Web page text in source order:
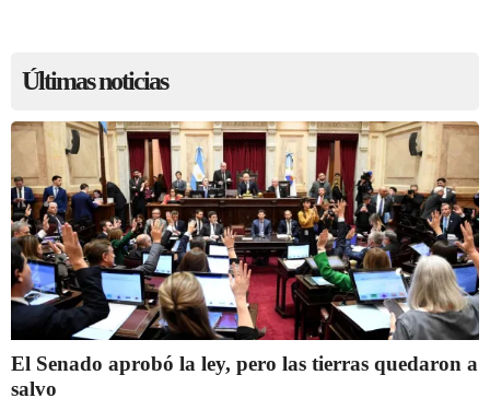
Últimas noticias
El Senado aprobó la ley, pero las tierras quedaron a
salvo